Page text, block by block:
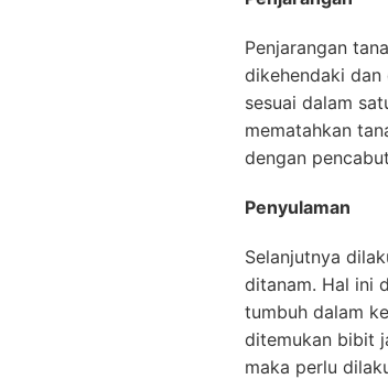
Penjarangan
dikehendaki
sesuai dalam
mematahkan
dengan
Penyulaman
Selanjutnya
ditanam. Hal ini
tumbuh dalam
ditemukan bibit
maka perlu